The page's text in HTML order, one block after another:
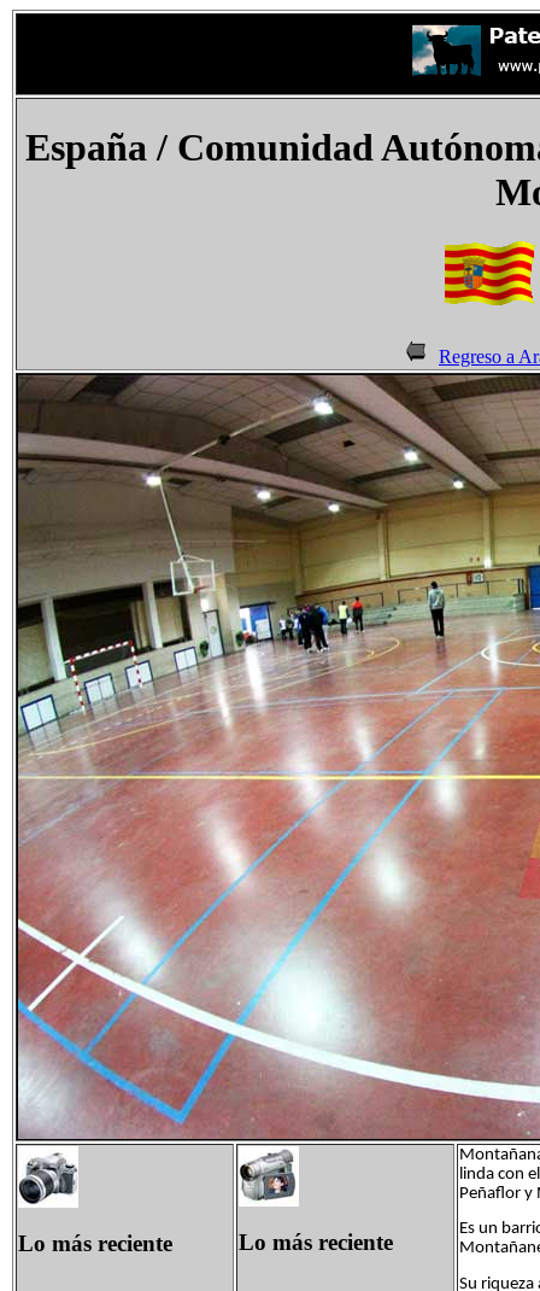
España/ Comunidad
Regreso a
Lo más reciente Lo más reciente
linda con
Peñaflor y
Es un
Su riqueza